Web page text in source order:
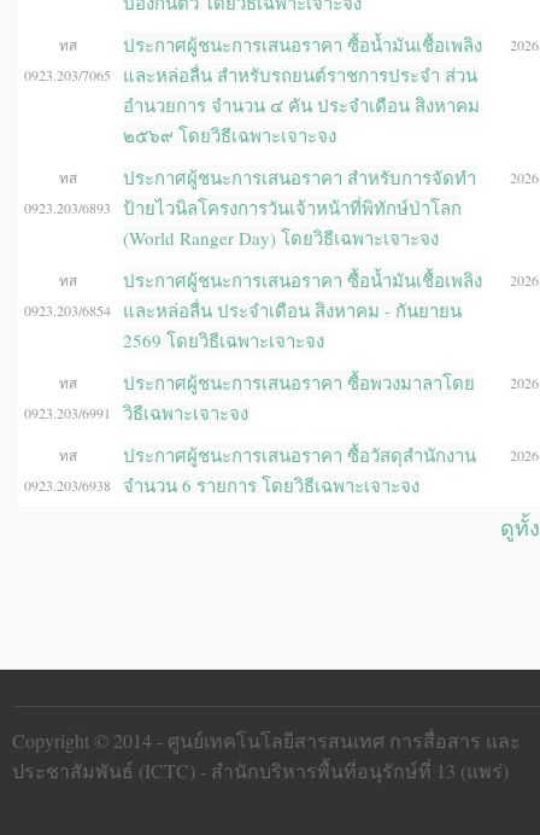
ทส
0923.203/7065
ประกาศผู้ชนะการเสนอราคา ซื้อน้ำมันเชื้อเพลิง
และหล่อลื่น สำหรับรถยนต์ราชการประจำ ส่วน
อำนวยการ จำนวน ๔ คัน ประจำเดือน สิงหาคม
๒๕๖๙ โดยวิธีเฉพาะเจาะจง
ทส
0923.203/6893
ประกาศผู้ชนะการเสนอราคา สำหรับการจัดทำ
ป้ายไวนิลโครงการวันเจ้าหน้าที่พิทักษ์ป่าโลก
(World Ranger Day) โดยวิธีเฉพาะเจาะจง
ทส
0923.203/6854
ประกาศผู้ชนะการเสนอราคา ซื้อน้ำมันเชื้อเพลิง
และหล่อลื่น ประจำเดือน สิงหาคม - กันยายน
2569 โดยวิธีเฉพาะเจาะจง
ทส
0923.203/6991
ประกาศผู้ชนะการเสนอราคา ซื้อพวงมาลาโดย
วิธีเฉพาะเจาะจง
ทส
0923.203/6938
ประกาศผู้ชนะการเสนอราคา ซื้อวัสดุสำนักงาน
จำนวน 6 รายการ โดยวิธีเฉพาะเจาะจง
ดูทั้
Copyright © 2014 - ศูนย์เทคโนโลยีสารสนเทศ การสื่อสาร และ
ประชาสัมพันธ์ (ICTC) - สำนักบริหารพื้นที่อนุรักษ์ที่ 13 (แพร่)